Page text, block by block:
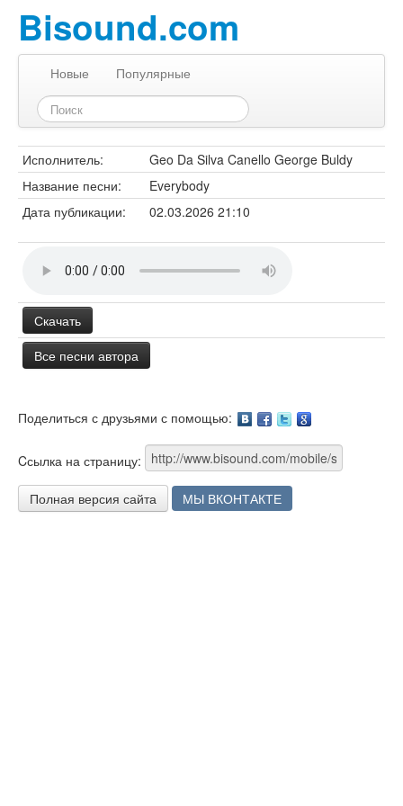
Bisound.com
Новые Популярные
Исполнитель:
Geo Da Silva Canello George Buldy
Название песни:
Everybody
Дата публикации:
02.03.2026 21:10
Скачать
Все песни автора
Поделиться с друзьями с помощью:
Cсылка на страницу:
Полная версия сайта МЫ ВКОНТАКТЕ